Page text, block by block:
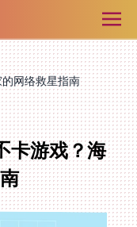
网络救星指南
卡游戏？海